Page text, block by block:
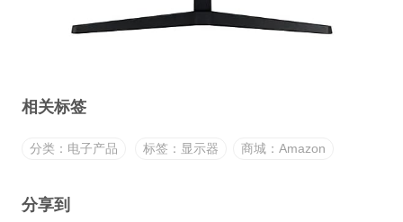
相关标签
分类：电子产品 标签：显示器 商城：Amazon
分享到